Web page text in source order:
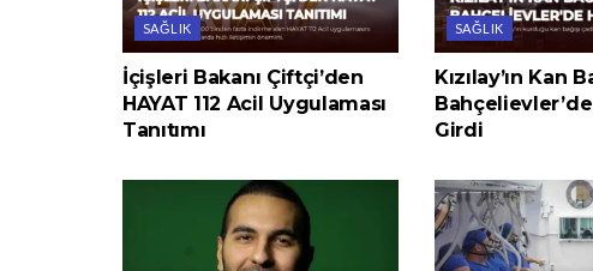
SAĞLIK
İçişleri Bakanı Çiftçi’den
HAYAT 112 Acil Uygulaması
Tanıtımı
SAĞLIK
Kızılay’ın Kan
Girdi